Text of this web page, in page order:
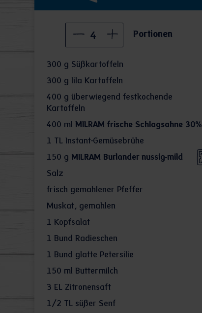
Portionen
300 g Süßkartoffeln
300 g lila Kartoffeln
400 g überwiegend festkochende
Kartoffeln
400 ml MILRAM frische Schlagsahne 30%
1 TL Instant-Gemüsebrühe
150 g MILRAM Burlander nussig-mild
Salz
frisch gemahlener Pfeffer
Muskat, gemahlen
1 Kopfsalat
1 Bund Radieschen
1 Bund glatte Petersilie
150 ml Buttermilch
3 EL Zitronensaft
1/2 TL süßer Senf